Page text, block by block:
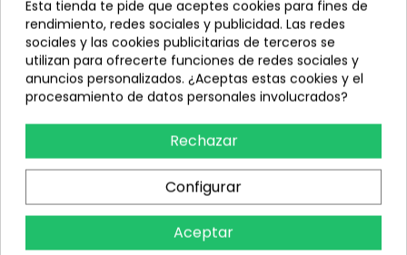
No Gracias/Sin Solicitud de
Reparación
Recogida en Domicilio (+8,10€) +
Reparación (+30,25€) 38,35 €
Indicaciones para tramitar la recogida en casa
24,20 €
Esta tienda te pide que aceptes cookies para fines de
rendimiento, redes sociales y publicidad. Las redes
sociales y las cookies publicitarias de terceros se
utilizan para ofrecerte funciones de redes sociales y
anuncios personalizados. ¿Aceptas estas cookies y el
procesamiento de datos personales involucrados?
Rechazar
Configurar
Aceptar